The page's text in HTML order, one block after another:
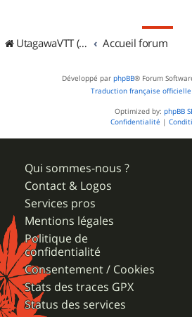
UtagawaVTT (Randos VTT et VTTAE avec traces GPS) Accueil forum
Développé par phpBB® Forum
Traduction française officielle
Optimized by: phpBB
Confidentialité |
Qui sommes-nous ?
Contact & Logos
Services pros
Mentions légales
Politique de
confidentialité
Consentement / Cookies
Stats des traces GPX
Status des services